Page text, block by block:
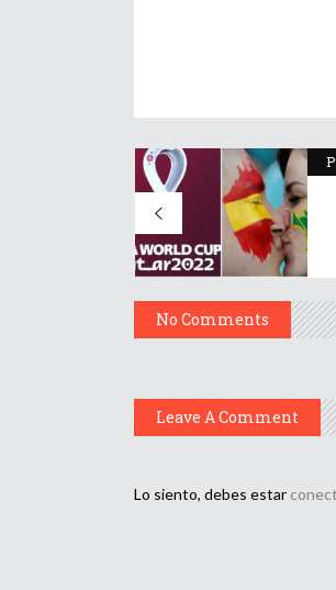
No Comments
Leave A Comment
Lo siento, debes estar